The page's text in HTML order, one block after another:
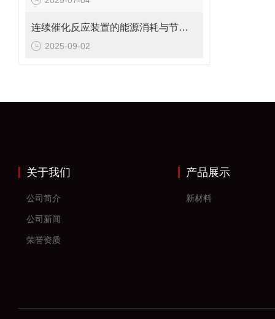
连续催化反应装置的能源消耗与节能技术
2025-09-02
关于我们
公司简介
公司新闻
荣誉资质
产品展示
新材料